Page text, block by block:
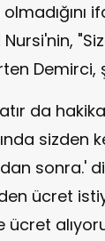
Demirci,
da
sonra.'
ücret
ücret